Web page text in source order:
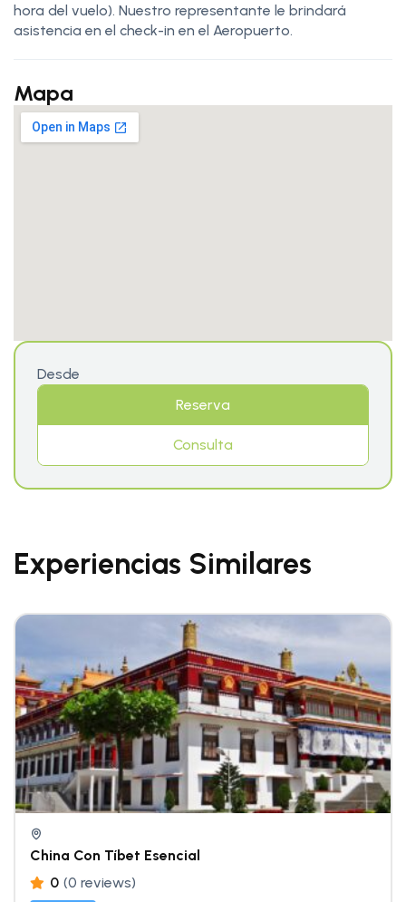
hora del vuelo). Nuestro representante le brindará
asistencia en el check-in en el Aeropuerto.
Mapa
Desde
Reserva
Consulta
Experiencias Similares
China Con Tíbet Esencial
0 (0 reviews)